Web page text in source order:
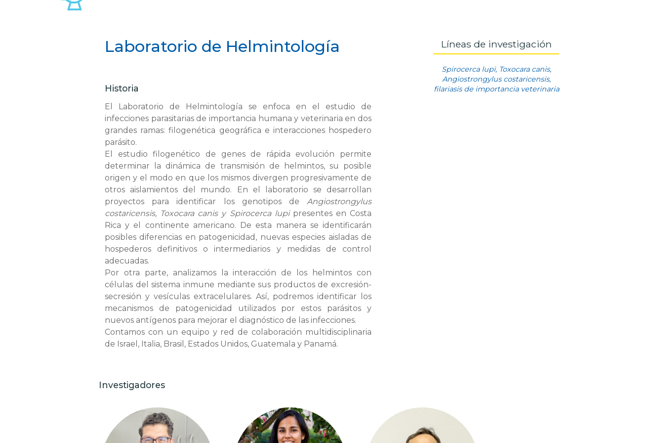
Laboratorio de Helmintología
Historia
El Laboratorio de Helmintología se enfoca en el estudio de
infecciones parasitarias de importancia humana y veterinaria en dos
grandes ramas: filogenética geográfica e interacciones hospedero
parásito.
El estudio filogenético de genes de rápida evolución permite
determinar la dinámica de transmisión de helmintos, su posible
origen y el modo en que los mismos divergen progresivamente de
otros aislamientos del mundo. En el laboratorio se desarrollan
proyectos para identificar los genotipos de Angiostrongylus
costaricensis, Toxocara canis y Spirocerca lupipresentes en Costa
Rica y el continente americano. De esta manera se identificarán
posibles diferencias en patogenicidad, nuevas especies aisladas de
hospederos definitivos o intermediarios y medidas de control
adecuadas.
Por otra parte, analizamos la interacción de los helmintos con
células del sistema inmune mediante sus productos de excresión-
secresión y vesículas extracelulares. Así, podremos identificar los
mecanismos de patogenicidad utilizados por estos parásitos y
nuevos antígenos para mejorar el diagnóstico de las infecciones.
Contamos con un equipo y red de colaboración multidisciplinaria
de Israel, Italia, Brasil, Estados Unidos, Guatemala y Panamá.
Líneas de investigación
Spirocerca lupi, Toxocara canis,
Angiostrongylus costaricensis,
filariasis de importancia veterinaria
Investigadores